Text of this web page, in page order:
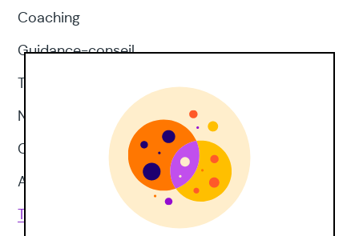
Coaching
Guidance-conseil
Thérapie d'acceptation et d'engagement
Neuropsychologie
CNV
Approches corporelles
Toutes les techniques